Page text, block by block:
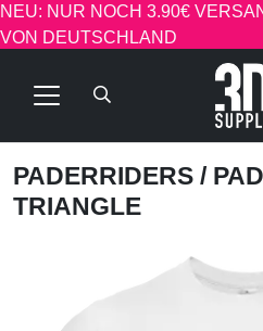
NEU: NUR NOCH 3.90€
VON DEUTSCHLAND
PADERRIDERS /
TRIANGLE